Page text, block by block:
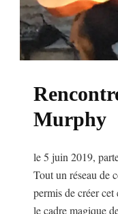
Murphy
le 5 juin 2019,
Tout un réseau de
permis de créer
le cadre magique